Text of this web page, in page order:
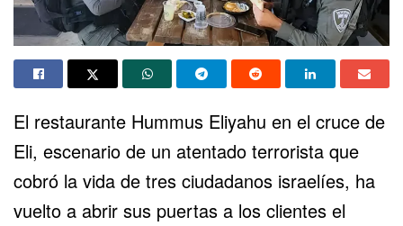
El restaurante Hummus Eliyahu en el cruce de
Eli, escenario de un atentado terrorista que
cobró la vida de tres ciudadanos israelíes, ha
vuelto a abrir sus puertas a los clientes el